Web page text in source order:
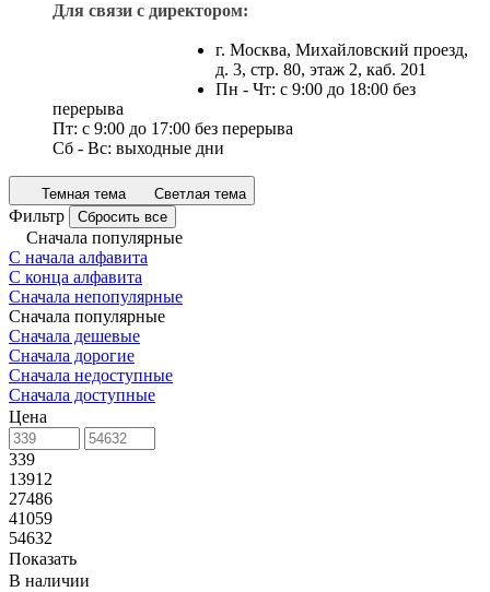
Для связи с директором:
г. Москва, Михайловский проезд,
д. 3, стр. 80, этаж 2, каб. 201
Пн - Чт: с 9:00 до 18:00 без
перерыва
Пт: с 9:00 до 17:00 без перерыва
Сб - Вс: выходные дни
Темная тема Светлая тема
Фильтр Сбросить все
Сначала популярные
С начала алфавита
С конца алфавита
Сначала непопулярные
Сначала популярные
Сначала дешевые
Сначала дорогие
Сначала недоступные
Сначала доступные
Цена
339
13912
27486
41059
54632
Показать
В наличии